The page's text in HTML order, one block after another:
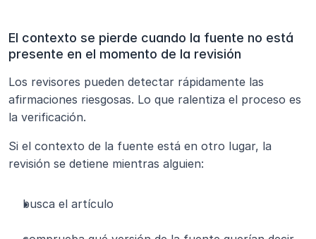
El contexto se pierde cuando la fuente no está
presente en el momento de la revisión
Los revisores pueden detectar rápidamente las
afirmaciones riesgosas. Lo que ralentiza el proceso es
la verificación.
Si el contexto de la fuente está en otro lugar, la
revisión se detiene mientras alguien:
busca el artículo